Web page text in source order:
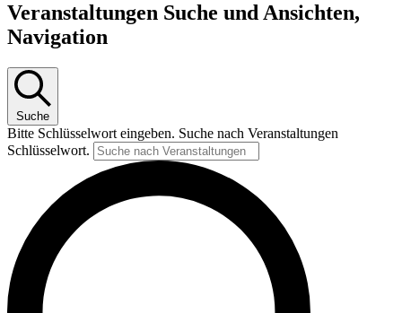
Veranstaltungen Suche und Ansichten,
Navigation
Suche
Bitte Schlüsselwort eingeben. Suche nach Veranstaltungen
Schlüsselwort.